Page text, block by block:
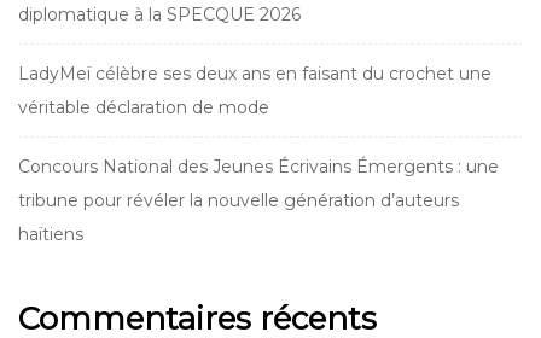
diplomatique à la SPECQUE 2026
LadyMeï célèbre ses deux ans en faisant du crochet une
véritable déclaration de mode
Concours National des Jeunes Écrivains Émergents : une
tribune pour révéler la nouvelle génération d’auteurs
haïtiens
Commentaires récents